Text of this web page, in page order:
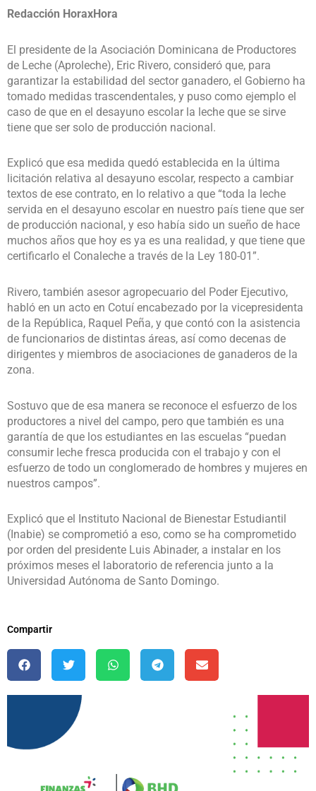
Redacción HoraxHora
El presidente de la Asociación Dominicana de Productores
de Leche (Aproleche), Eric Rivero, consideró que, para
garantizar la estabilidad del sector ganadero, el Gobierno ha
tomado medidas trascendentales, y puso como ejemplo el
caso de que en el desayuno escolar la leche que se sirve
tiene que ser solo de producción nacional.
Explicó que esa medida quedó establecida en la última
licitación relativa al desayuno escolar, respecto a cambiar
textos de ese contrato, en lo relativo a que “toda la leche
servida en el desayuno escolar en nuestro país tiene que ser
de producción nacional, y eso había sido un sueño de hace
muchos años que hoy es ya es una realidad, y que tiene que
certificarlo el Conaleche a través de la Ley 180-01”.
Rivero, también asesor agropecuario del Poder Ejecutivo,
habló en un acto en Cotuí encabezado por la vicepresidenta
de la República, Raquel Peña, y que contó con la asistencia
de funcionarios de distintas áreas, así como decenas de
dirigentes y miembros de asociaciones de ganaderos de la
zona.
Sostuvo que de esa manera se reconoce el esfuerzo de los
productores a nivel del campo, pero que también es una
garantía de que los estudiantes en las escuelas “puedan
consumir leche fresca producida con el trabajo y con el
esfuerzo de todo un conglomerado de hombres y mujeres en
nuestros campos”.
Explicó que el Instituto Nacional de Bienestar Estudiantil
(Inabie) se comprometió a eso, como se ha comprometido
por orden del presidente Luis Abinader, a instalar en los
próximos meses el laboratorio de referencia junto a la
Universidad Autónoma de Santo Domingo.
Compartir